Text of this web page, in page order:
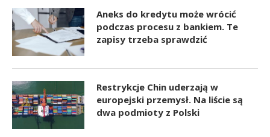
Aneks do kredytu może wrócić
podczas procesu z bankiem. Te
zapisy trzeba sprawdzić
Restrykcje Chin uderzają w
europejski przemysł. Na liście są
dwa podmioty z Polski